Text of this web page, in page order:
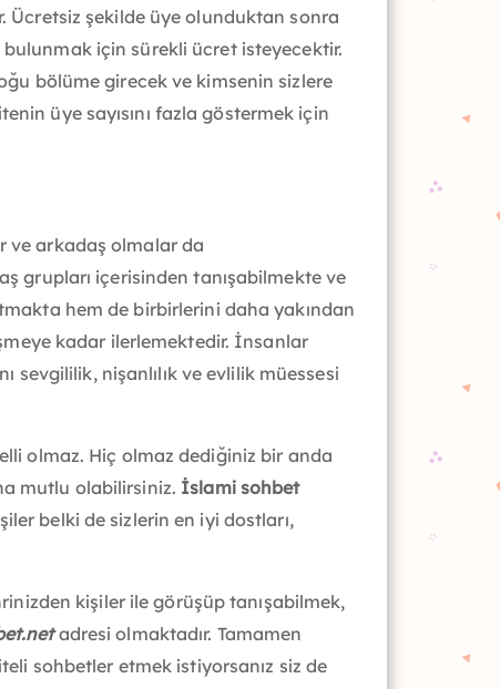
Ücretsiz şekilde üye olunduktan sonra
için sürekli ücret isteyecektir.
bölüme girecek ve kimsenin sizlere
üye sayısını fazla göstermek için
ve arkadaş olmalar da
grupları içerisinden tanışabilmekte ve
hem de birbirlerini daha yakından
kadar ilerlemektedir. İnsanlar
sevgililik, nişanlılık ve evlilik müessesi
olmaz. Hiç olmaz dediğiniz bir anda
mutlu olabilirsiniz. İslami sohbet
belki de sizlerin en iyi dostları,
kişiler ile görüşüp tanışabilmek,
adresi olmaktadır. Tamamen
sohbetler etmek istiyorsanız siz de